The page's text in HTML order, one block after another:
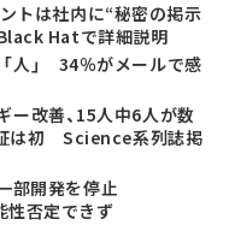
トは社内に“秘密の掲示
Hatで詳細説明
人」 34％がメールで感
ー改善、15人中6人が数
は初 Science系列誌掲
部開発を停止
性否定できず